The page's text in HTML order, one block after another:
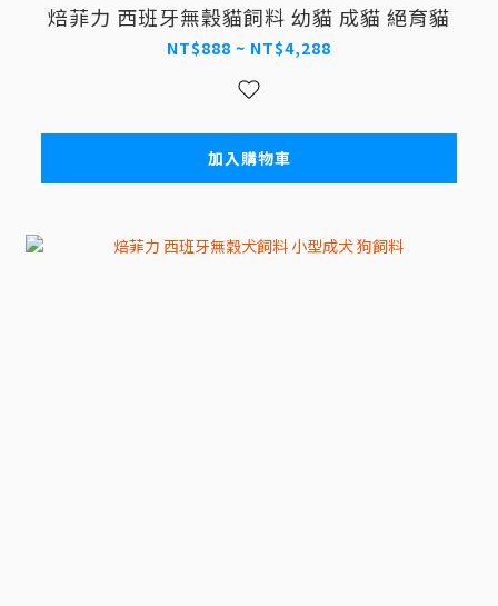
焙菲力 西班牙無穀貓飼料 幼貓 成貓 絕育貓
NT$888 ~ NT$4,288
加入購物車